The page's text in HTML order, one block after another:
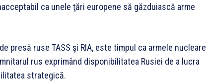
ca unele ţări europene să găzduiască arme
presă ruse TASS şi RIA, este timpul ca armele nucleare
rus exprimând disponibilitatea Rusiei de a lucra
strategică.